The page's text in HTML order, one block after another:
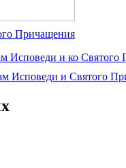
Причащения
Исповеди и Святого